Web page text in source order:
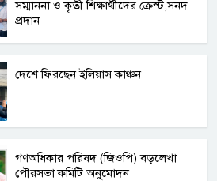
সম্মাননা ও কৃতী শিক্ষার্থীদের ক্রেস্ট,সনদ
প্রদান
দেশে ফিরছেন ইলিয়াস কাঞ্চন
গণঅধিকার পরিষদ (জিওপি) বড়লেখা
পৌরসভা কমিটি অনুমোদন